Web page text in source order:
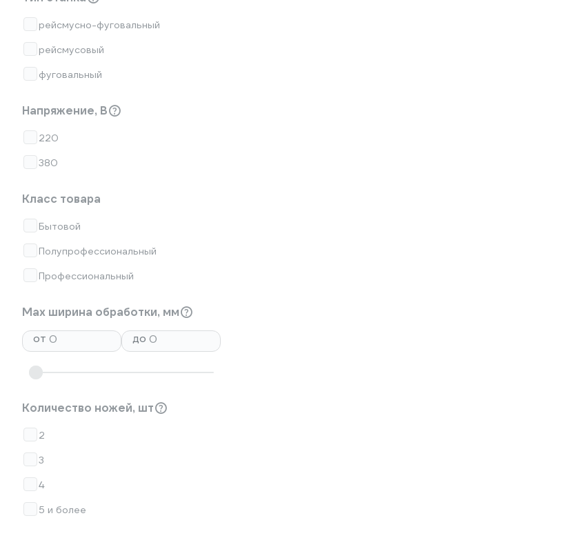
рейсмусно-фуговальный
рейсмусовый
фуговальный
Напряжение, В
220
380
Класс товара
Бытовой
Полупрофессиональный
Профессиональный
Max ширина обработки, мм
от
до
Количество ножей, шт
2
3
4
5 и более